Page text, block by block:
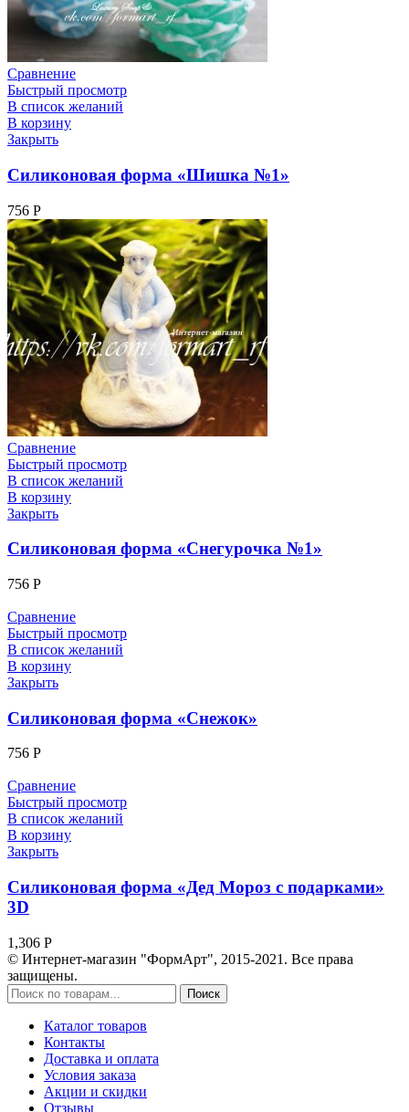
Сравнение
Быстрый просмотр
В список желаний
В корзину
Закрыть
Силиконовая форма «Шишка №1»
756 Р
Сравнение
Быстрый просмотр
В список желаний
В корзину
Закрыть
Силиконовая форма «Снегурочка №1»
756 Р
Сравнение
Быстрый просмотр
В список желаний
В корзину
Закрыть
Силиконовая форма «Снежок»
756 Р
Сравнение
Быстрый просмотр
В список желаний
В корзину
Закрыть
Силиконовая форма «Дед Мороз с подарками»
3D
1,306 Р
© Интернет-магазин "ФормАрт", 2015-2021. Все права
защищены.
Поиск
Каталог товаров
Контакты
Доставка и оплата
Условия заказа
Акции и скидки
Отзывы